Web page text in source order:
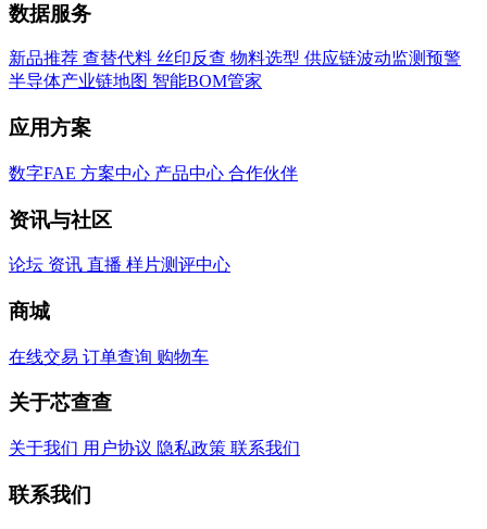
数据服务
新品推荐 查替代料 丝印反查 物料选型 供应链波动监测预警
半导体产业链地图 智能BOM管家
应用方案
数字FAE 方案中心 产品中心 合作伙伴
资讯与社区
论坛 资讯 直播 样片测评中心
商城
在线交易 订单查询 购物车
关于芯查查
关于我们 用户协议 隐私政策 联系我们
联系我们